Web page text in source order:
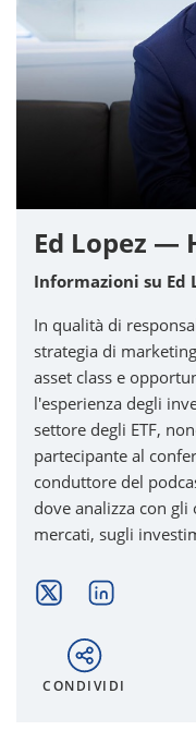
Ed Lopez —
Informazioni su Ed
In qualità di
strategia di
asset class e
l'esperienza degli
settore degli ETF,
partecipante al
conduttore del
dove analizza con
mercati, sugli
CONDIVIDI